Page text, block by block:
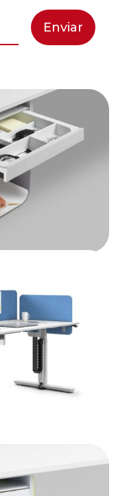
Enviar